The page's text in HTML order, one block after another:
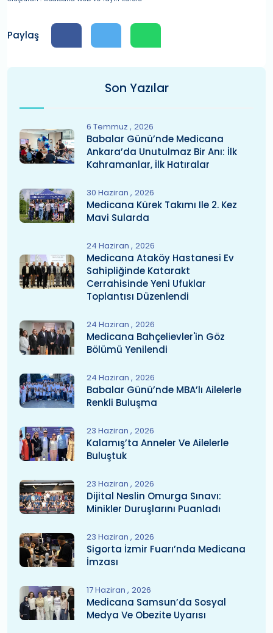
Paylaş
Son Yazılar
6 Temmuz 2026
Babalar Günü’nde Medicana
Ankara’da Unutulmaz Bir Anı: İlk
Kahramanlar, İlk Hatıralar
30 Haziran 2026
Medicana Kürek Takımı Ile 2. Kez
Mavi Sularda
24 Haziran 2026
Medicana Ataköy Hastanesi Ev
Sahipliğinde Katarakt
Cerrahisinde Yeni Ufuklar
Toplantısı Düzenlendi
24 Haziran 2026
Medicana Bahçelievler'in Göz
Bölümü Yenilendi
24 Haziran 2026
Babalar Günü’nde MBA’lı Ailelerle
Renkli Buluşma
23 Haziran 2026
Kalamış’ta Anneler Ve Ailelerle
Buluştuk
23 Haziran 2026
Dijital Neslin Omurga Sınavı:
Minikler Duruşlarını Puanladı
23 Haziran 2026
Sigorta İzmir Fuarı’nda Medicana
İmzası
17 Haziran 2026
Medicana Samsun’da Sosyal
Medya Ve Obezite Uyarısı